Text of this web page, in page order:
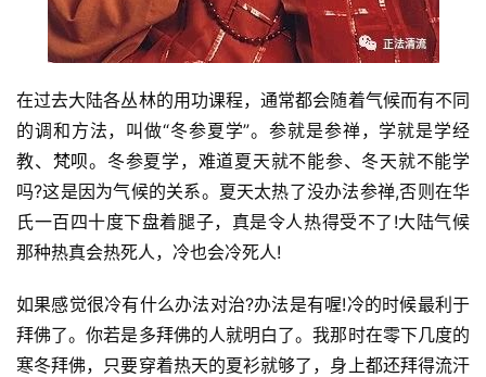
在过去大陆各丛林的用功课程，通常都会随着气候而有不同
的调和方法，叫做“冬参夏学”。参就是参禅，学就是学经
教、 梵呗。冬参夏学，难道夏天就不能参、冬天就不能学
吗?这是因为气候的关系。夏天太热了没办法参禅,否则在华
氏一百四十度下盘着腿子，真是令人热得受不了!大陆气候
那种热真会热死人，冷也会冷死人!
如果感觉很冷有什么办法对治?办法是有喔!冷的时候最利于
拜佛了。你若是多拜佛的人就明白了。我那时在零下几度的
寒冬拜佛，只要穿着热天的夏衫就够了，身上都还拜得流汗